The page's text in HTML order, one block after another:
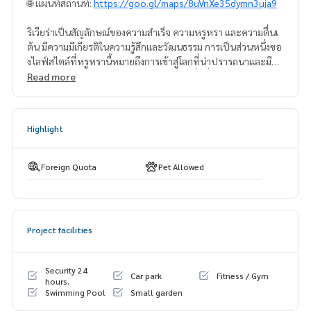
🌐 แผนที่สถานที่: https://goo.gl/maps/8uVnXe35dymn3uja9
ริเวียร่าเป็นสัญลักษณ์ของความสำเร็จ ความหรูหรา และความตื่นเ
ต้น มีความมีเกียรติในความรู้สึกและวัฒนธรรม การเป็นส่วนหนึ่งขอ
งไลฟ์สไตล์ที่หรูหรานี้หมายถึงการเข้าสู่โลกที่น่าปรารถนาและมีสิท
ธิพิเศษ พร้อมเข้าถึงสิ่งอำนวยความสะดวกที่ดีที่สุดและมีการวางแ
บนฟ้า
สิ่งอำนวยความสะดวก:
สระว่ายน้ำสำหรับเด็กหลายแห่ง
น้ำพุและฟีเจอร์น้ำต่างๆ
ห้องฟิตเนสขนาดใหญ่พร้อมวิวท้องฟ้า
การจัดสวนเขตร้อนที่เขียวชอุ่ม
ศาลาและศาลาแบบลอยน้ำ
Read more
Highlight
Foreign Quota Pet Allowed
Project facilities
Security 24
hours.
Car park
Fitness / Gym
Swimming Pool
Small garden